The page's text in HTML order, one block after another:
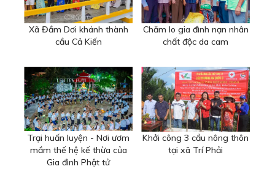
Xã Đầm Dơi khánh thành
cầu Cả Kiến
Chăm lo gia đình nạn nhân
chất độc da cam
Trại huấn luyện - Nơi ươm
mầm thế hệ kế thừa của
Gia đình Phật tử
Khởi công 3 cầu nông thôn
tại xã Trí Phải